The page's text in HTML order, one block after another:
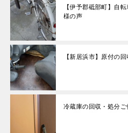
【伊予郡砥部町】自
様の声
【新居浜市】原付の
冷蔵庫の回収・処分